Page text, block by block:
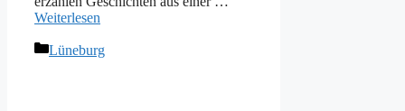
Weiterlesen
Kategorien
Lüneburg